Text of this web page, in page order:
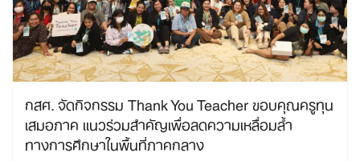
กสศ. จัดกิจกรรม Thank You Teacher ขอบคุณครูทุน
เสมอภาค แนวร่วมสำคัญเพื่อลดความเหลื่อมล้ำ
ทางการศึกษาในพื้นที่ภาคกลาง